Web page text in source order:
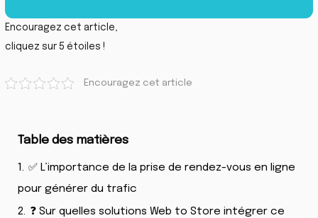
Encouragez cet article,
cliquez sur 5 étoiles !
Encouragez cet article
Table des matières
1. ✅ L’importance de la prise de rendez-vous en ligne
pour générer du trafic
2. ❓ Sur quelles solutions Web to Store intégrer ce